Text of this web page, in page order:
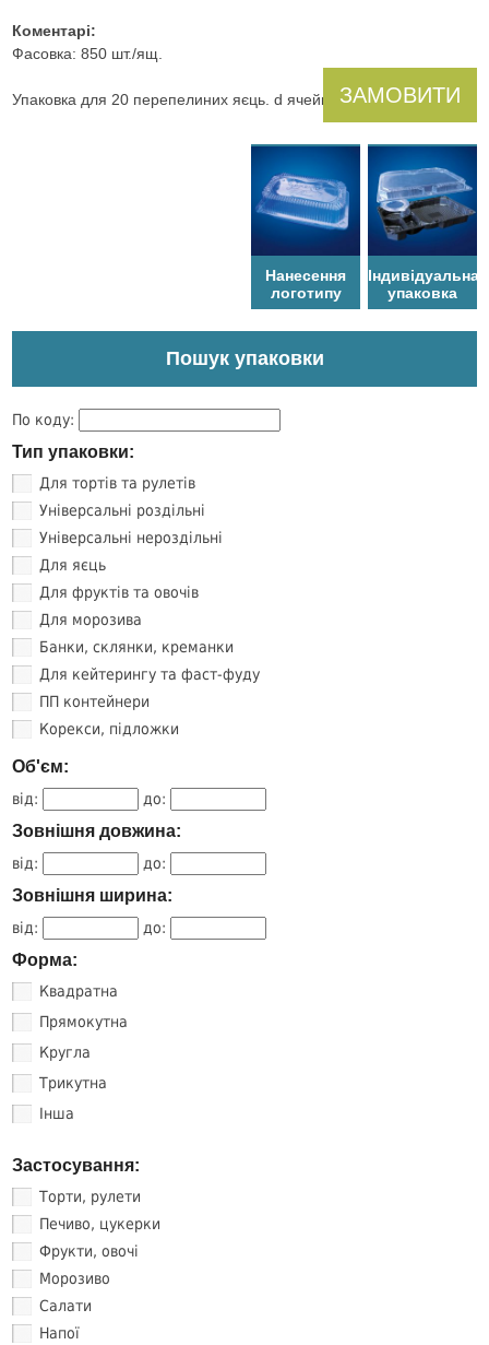
Коментарі:
Фасовка: 850 шт./ящ.
Упаковка для 20 перепелиних яєць. d ячейки 28 мм.ЗАМОВИТИ
Нанесення
логотипу
Індивідуальна
упаковка
Пошук упаковки
По коду:
Тип упаковки:
Для тортів та рулетів
Універсальні роздільні
Універсальні нероздільні
Для яєць
Для фруктів та овочів
Для морозива
Банки, склянки, креманки
Для кейтерингу та фаст-фуду
ПП контейнери
Корекси, підложки
Об'єм:
від: до:
Зовнішня довжина:
від: до:
Зовнішня ширина:
від: до:
Форма:
Квадратна
Прямокутна
Кругла
Трикутна
Інша
Застосування:
Торти, рулети
Печиво, цукерки
Фрукти, овочі
Морозиво
Салати
Напої